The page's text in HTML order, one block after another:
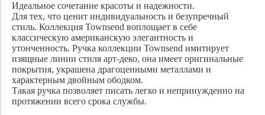
Идеальное сочетание красоты и надежности.
Для тех, что ценит индивидуальность и безупречный
стиль. Коллекция Townsend воплощает в себе
классическую американскую элегантность и
утонченность. Ручка коллекции Townsend имитирует
изящные линии стиля арт-деко, она имеет оригинальные
покрытия, украшена драгоценными металлами и
характерным двойным ободком.
Такая ручка позволяет писать легко и непринужденно на
протяжении всего срока службы.